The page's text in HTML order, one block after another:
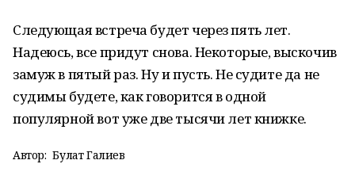
Следующая встреча будет через пять лет.
Надеюсь, все придут снова. Некоторые, выскочив
замуж в пятый раз. Ну и пусть. Не судите да не
судимы будете, как говорится в одной
популярной вот уже две тысячи лет книжке.
Автор: Булат Галиев